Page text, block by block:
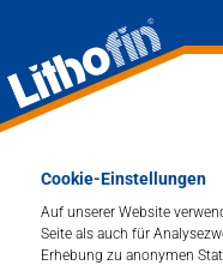
Cookie-Einstellungen
Auf unserer Website
Seite als auch für
Erhebung zu anonymen
Produkte
Lösungen
Lithofin-